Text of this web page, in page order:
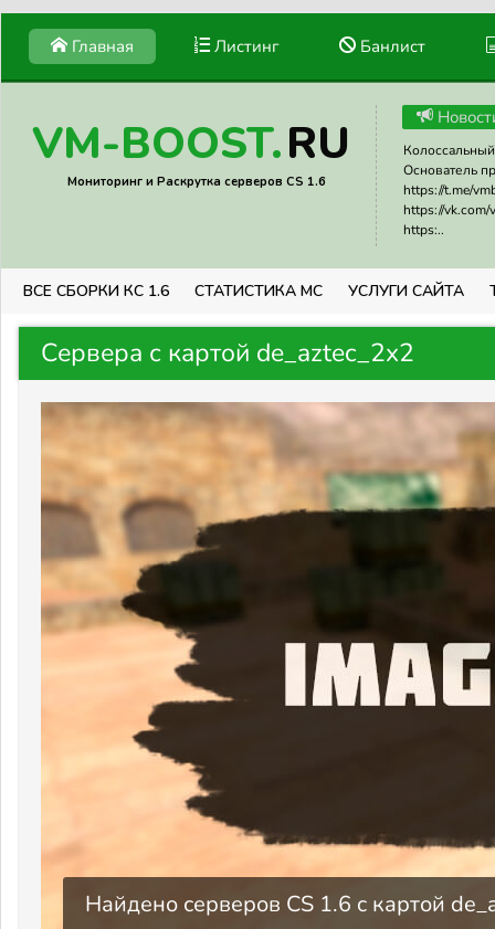
Главная Листинг Банлист
VM-BOOST.RU
Мониторинг и Раскрутка серверов CS 1.6
Основатель
https://t.me/
https://vk.com/
https:..
ВСЕ СБОРКИ КС 1.6 СТАТИСТИКА МС УСЛУГИ САЙТА
Сервера с картой de_aztec_2x2
Найдено серверов CS 1.6 c картой